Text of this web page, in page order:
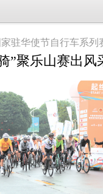
家驻华使节自行车系
”聚乐山赛出风